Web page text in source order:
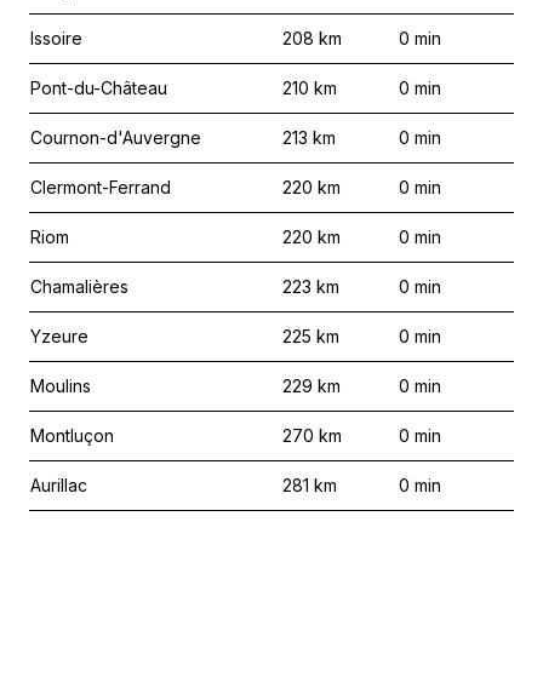
Issoire 208 km 0 min
Pont-du-Château 210 km 0 min
Cournon-d'Auvergne 213 km 0 min
Clermont-Ferrand 220 km 0 min
Riom 220 km 0 min
Chamalières 223 km 0 min
Yzeure 225 km 0 min
Moulins 229 km 0 min
Montluçon 270 km 0 min
Aurillac 281 km 0 min